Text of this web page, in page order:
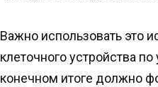
Важно использовать это
клеточного устройства
конечном итоге должно